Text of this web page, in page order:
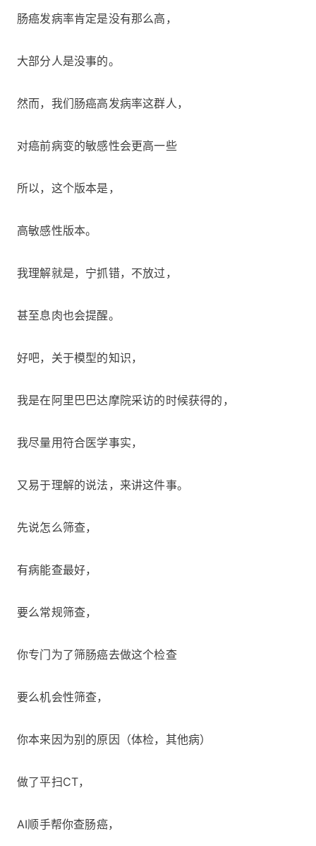
肠癌发病率肯定是没有那么高，
大部分人是没事的。
然而，我们肠癌高发病率这群人，
对癌前病变的敏感性会更高一些
所以，这个版本是，
高敏感性版本。
我理解就是，宁抓错，不放过，
甚至息肉也会提醒。
好吧，关于模型的知识，
我是在阿里巴巴达摩院采访的时候获得的，
我尽量用符合医学事实，
又易于理解的说法，来讲这件事。
先说怎么筛查，
有病能查最好，
要么常规筛查，
你专门为了筛肠癌去做这个检查
要么机会性筛查，
你本来因为别的原因（体检，其他病）
做了平扫CT，
AI顺手帮你查肠癌，